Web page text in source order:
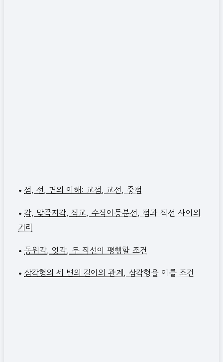
• 점, 선, 면의 이해: 교점, 교선, 중점
• 각, 맞꼭지각, 직교, 수직이등분선, 점과 직선 사이의
거리
• 동위각, 엇각, 두 직선이 평행할 조건
• 삼각형의 세 변의 길이의 관계, 삼각형을 이룰 조건